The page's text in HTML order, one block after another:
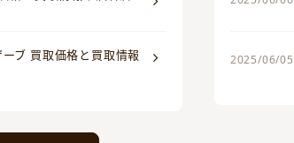
ブ 買取価格と買取情報 2025/06/05